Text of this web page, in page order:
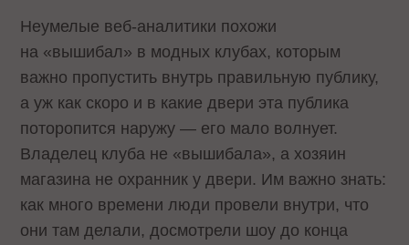
Неумелые веб-аналитики похожи
на «вышибал» в модных клубах, которым
важно пропустить внутрь правильную публику,
а уж как скоро и в какие двери эта публика
поторопится наружу — его мало волнует.
Владелец клуба не «вышибала», а хозяин
магазина не охранник у двери. Им важно знать:
как много времени люди провели внутри, что
они там делали, досмотрели шоу до конца